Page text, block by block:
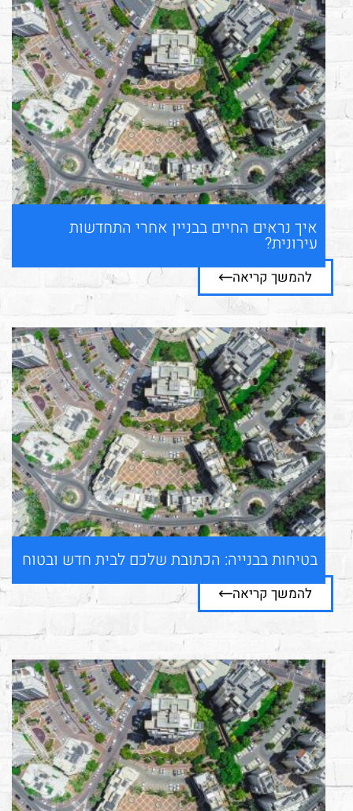
איך נראים החיים בבניין אחרי התחדשות
עירונית?
להמשך קריאה
בטיחות בבנייה: הכתובת שלכם לבית חדש ובטוח
להמשך קריאה